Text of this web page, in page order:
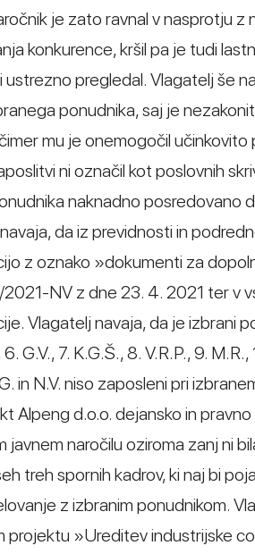
je zato ravnal v nasprotju
konkurence, kršil pa je tudi
ustrezno pregledal. Vlagatelj še
ponudnika, saj je
mu je onemogočil
ni označil kot poslovnih
naknadno
da iz previdnosti in
z oznako »dokumenti za
NV z dne 23. 4. 2021 ter v
Vlagatelj navaja, da je izbrani
6. G.V., 7. K.G.Š., 8. V.R.P., 9.
in N.V. niso zaposleni pri
Alpeng d.o.o. dejansko in
javnem naročilu oziroma zanj ni
treh spornih kadrov, ki naj bi
z izbranim ponudnikom.
projektu »Ureditev industrijske